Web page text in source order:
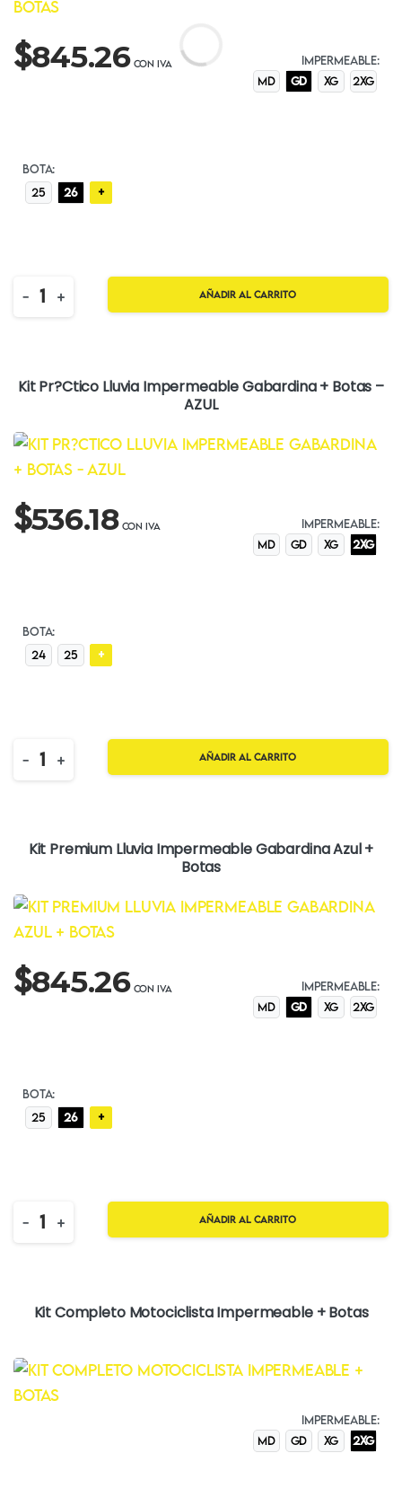
$845.26
IMPERMEABLE:
MD
GD XG 2XG
BOTA:
25
26 +
Quantity
- + Añadir al carrito
Kit Pr?ctico Lluvia Impermeable Gabardina + Botas –
AZUL
$536.18
IMPERMEABLE:
MD
GD XG 2XG
BOTA:
24
25 +
Quantity
- + Añadir al carrito
Kit Premium Lluvia Impermeable Gabardina Azul +
Botas
$845.26
IMPERMEABLE:
MD
GD XG 2XG
BOTA:
25
26 +
Quantity
- + Añadir al carrito
Kit Completo Motociclista Impermeable + Botas
IMPERMEABLE:
MD
GD XG 2XG